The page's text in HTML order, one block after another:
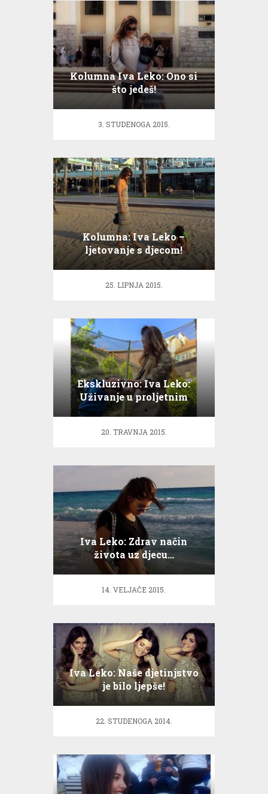
Kolumna Iva Leko: Ono si
što jedeš!
3. STUDENOGA 2015.
Kolumna: Iva Leko –
ljetovanje s djecom!
25. LIPNJA 2015.
Ekskluzivno: Iva Leko:
Uživanje u proljetnim
danima!
20. TRAVNJA 2015.
Iva Leko: Zdrav način
života uz djecu…
14. VELJAČE 2015.
Iva Leko: Naše djetinjstvo
je bilo ljepše!
22. STUDENOGA 2014.